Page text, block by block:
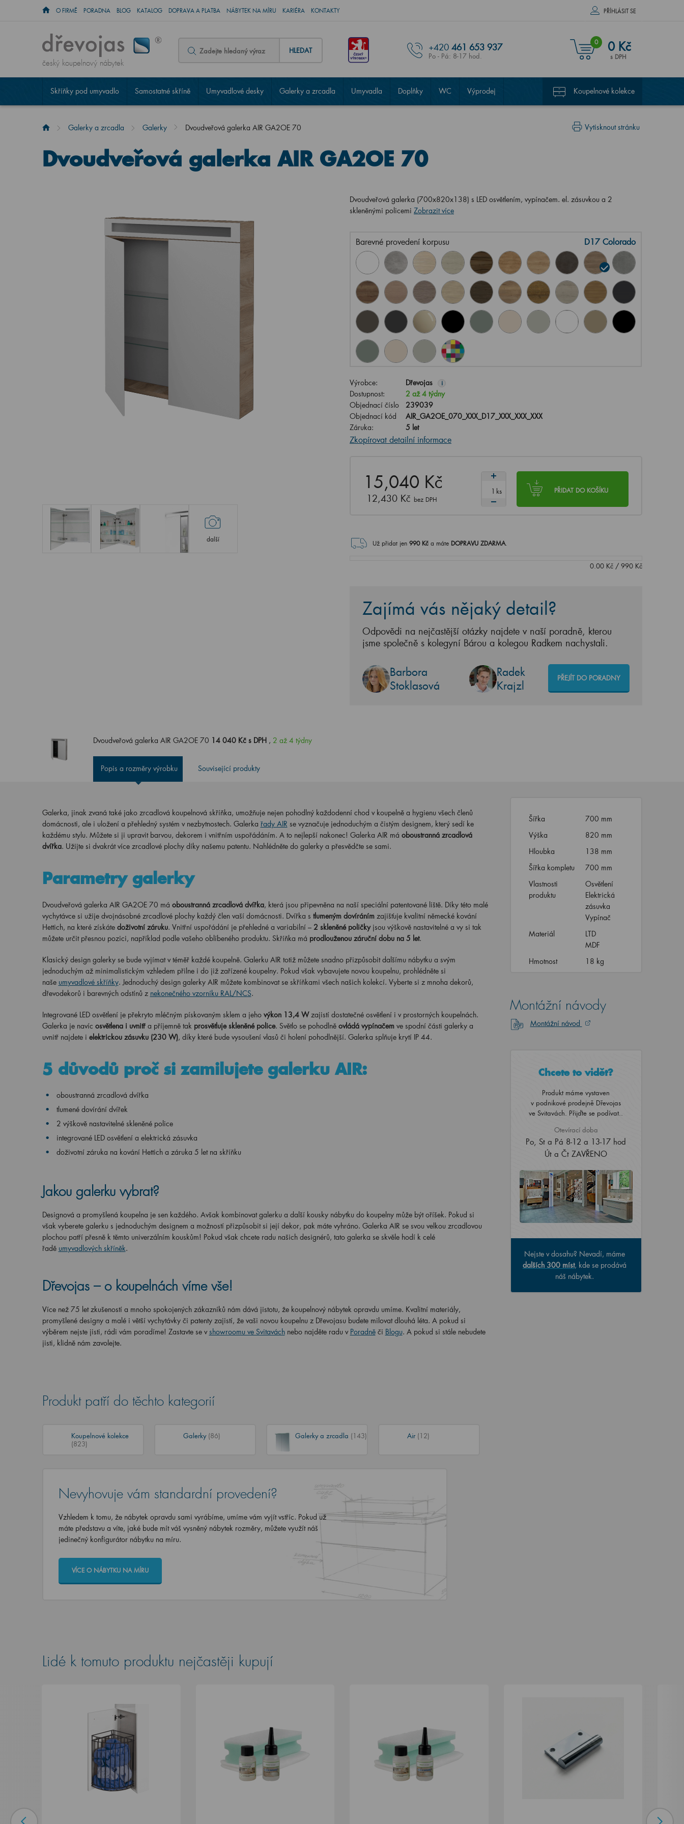
O FIRMĚ PORADNA BLOG KATALOG DOPRAVA A PLATBA NÁBYTEK NA MÍRU KARIÉRA KONTAKTY PŘÍHLÁSIT SE
český koupelnový nábytek
HLEDAT +420 461 653 937
Po - Pá: 8-17 hod.
0 0 Kč
s DPH
Skříňky pod umyvadlo Samostatné skříně Umyvadlové desky Galerky a zrcadla Umyvadla Doplňky WC Výprodej Koupelnové kolekce
Vytisknout stránku
Galerky a zrcadla Galerky Dvoudveřová galerka AIR GA2OE 70
Dvoudveřová galerka AIR GA2OE 70
další
Dvoudveřová galerka (700x820x138) s LED osvětlením, vypínačem. el. zásuvkou a 2
skleněnými policemi Zobrazit více
Barevné provedení korpusu D17 Colorado
Výrobce: Dřevojas i
Dostupnost:
2 až 4 týdny
Objednací číslo
239039
Objednací kód
AIR_GA2OE_070_XXX_D17_XXX_XXX_XXX
Záruka:
5 let
Zkopírovat detailní informace
15,040 Kč
12,430 Kč bez DPH
PŘIDAT DO KOŠÍKU
ks
Už přidat jen 990Kč a máte DOPRAVU ZDARMA.
0.00Kč/ 990Kč
Zajímá vás nějaký detail?
Odpovědi na nejčastější otázky najdete v naší poradně, kterou
jsme společně s kolegyní Bárou a kolegou Radkem nachystali.
Barbora
Stoklasová
Radek
Krajzl
PŘEJÍT DO PORADNY
Dvoudveřová galerka AIR GA2OE 70 14 040 Kč s DPH , 2 až 4 týdny
Popis a rozměry výrobku Související produkty
Galerka, jinak zvaná také jako zrcadlová koupelnová skříňka, umožňuje nejen pohodlný každodenní chod v koupelně a hygienu všech členů
domácnosti, ale i uložení a přehledný systém v nezbytnostech. Galerka řady AIR se vyznačuje jednoduchým a čistým designem, který sedí ke
každému stylu. Můžete si ji upravit barvou, dekorem i vnitřním uspořádáním. A to nejlepší nakonec! Galerka AIR má oboustranná zrcadlová
dvířka. Užijte si dvakrát více zrcadlové plochy díky našemu patentu. Nahlédněte do galerky a přesvědčte se sami.
Parametry galerky
Dvoudveřová galerka AIR GA2OE 70 má oboustranná zrcadlová dvířka, která jsou připevněna na naší speciální patentované liště. Díky této malé
vychytávce si užije dvojnásobné zrcadlové plochy každý člen vaší domácnosti. Dvířka s tlumeným dovíráním zajišťuje kvalitní německé kování
Hettich, na které získáte doživotní záruku. Vnitřní uspořádání je přehledné a variabilní – 2 skleněné poličky jsou výškově nastavitelné a vy si tak
můžete určit přesnou pozici, například podle vašeho oblíbeného produktu. Skříňka má prodlouženou záruční dobu na 5 let.
Klasický design galerky se bude vyjímat v téměř každé koupelně. Galerku AIR totiž můžete snadno přizpůsobit dalšímu nábytku a svým
jednoduchým až minimalistickým vzhledem přilne i do již zařízené koupelny. Pokud však vybavujete novou koupelnu, prohlédněte si
naše umyvadlové skříňky. Jednoduchý design galerky AIR můžete kombinovat se skříňkami všech našich kolekcí. Vyberte si z mnoha dekorů,
dřevodekorů i barevných odstínů z nekonečného vzorníku RAL/NCS.
Integrované LED osvětlení je překryto mléčným pískovaným sklem a jeho výkon 13,4 W zajistí dostatečné osvětlení i v prostorných koupelnách.
Galerka je navíc osvětlena i uvnitř a příjemně tak prosvětluje skleněné police. Světlo se pohodlně ovládá vypínačem ve spodní části galerky a
uvnitř najdete i elektrickou zásuvku (230 W), díky které bude vysoušení vlasů či holení pohodlnější. Galerka splňuje krytí IP 44.
5 důvodů proč si zamilujete galerku AIR:
oboustranná zrcadlová dvířka
tlumené dovírání dvířek
2 výškově nastavitelné skleněné police
integrované LED osvětlení a elektrická zásuvka
doživotní záruka na kování Hettich a záruka 5 let na skříňku
Jakou galerku vybrat?
Designová a promyšlená koupelna je sen každého. Avšak kombinovat galerku a další kousky nábytku do koupelny může být oříšek. Pokud si
však vyberete galerku s jednoduchým designem a možností přizpůsobit si její dekor, pak máte vyhráno. Galerka AIR se svou velkou zrcadlovou
plochou patří přesně k těmto univerzálním kouskům! Pokud však chcete radu našich designérů, tato galerka se skvěle hodí k celé
řadě umyvadlových skříněk.
Dřevojas – o koupelnách víme vše!
Více než 75 let zkušeností a mnoho spokojených zákazníků nám dává jistotu, že koupelnový nábytek opravdu umíme. Kvalitní materiály,
promyšlené designy a malé i větší vychytávky či patenty zajistí, že vaši novou koupelnu z Dřevojasu budete milovat dlouhá léta. A pokud si
výběrem nejste jisti, rádi vám poradíme! Zastavte se v showroomu ve Svitavách nebo najděte radu v Poradně či Blogu. A pokud si stále nebudete
jisti, klidně nám zavolejte.
Produkt patří do těchto kategorií
Koupelnové kolekce
(823)
Galerky (86) Galerky a zrcadla (143) Air (12)
Nevyhovuje vám standardní provedení?
Vzhledem k tomu, že nábytek opravdu sami vyrábíme, umíme vám vyjít vstříc. Pokud už
máte představu a víte, jaké bude mít váš vysněný nábytek rozměry, můžete využít náš
jedinečný konfigurátor nábytku na míru.
VÍCE O NÁBYTKU NA MÍRU
Šířka
700 mm
Výška
820 mm
Hloubka
138 mm
Šířka kompletu
700 mm
Vlastnosti
produktu
Osvětlení
Elektrická
zásuvka
Vypínač
Materiál
LTD
MDF
Hmotnost
18 kg
Montážní návody
Montážní návod
Chcete to vidět?
Produkt máme vystaven
v podnikové prodejně Dřevojas
ve Svitavách. Přijďte se podívat..
Otevírací doba
Po, St a Pá 8-12 a 13-17 hod
Út a Čt ZAVŘENO
Nejste v dosahu? Nevadí, máme
dalších 300 míst, kde se prodává
náš nábytek.
Lidé k tomuto produktu nejčastěji kupují